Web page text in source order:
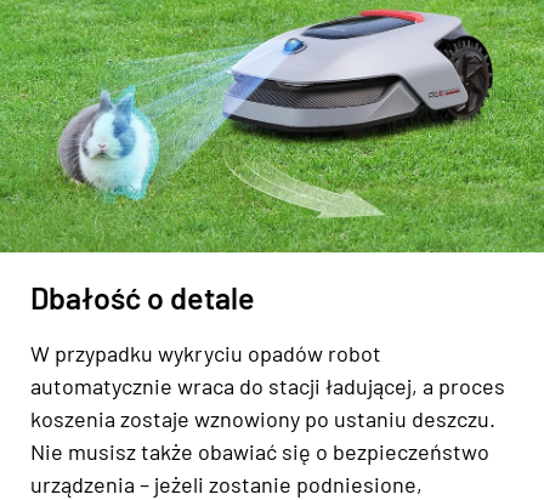
Dbałość o detale
W przypadku wykryciu opadów robot
automatycznie wraca do stacji ładującej, a proces
koszenia zostaje wznowiony po ustaniu deszczu.
Nie musisz także obawiać się o bezpieczeństwo
urządzenia – jeżeli zostanie podniesione,